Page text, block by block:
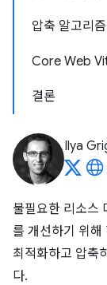
압축 알고리
Core Web
결론
Ilya
불필요한 리소스
를 개선하기 위해
최적화하고 압축
다.